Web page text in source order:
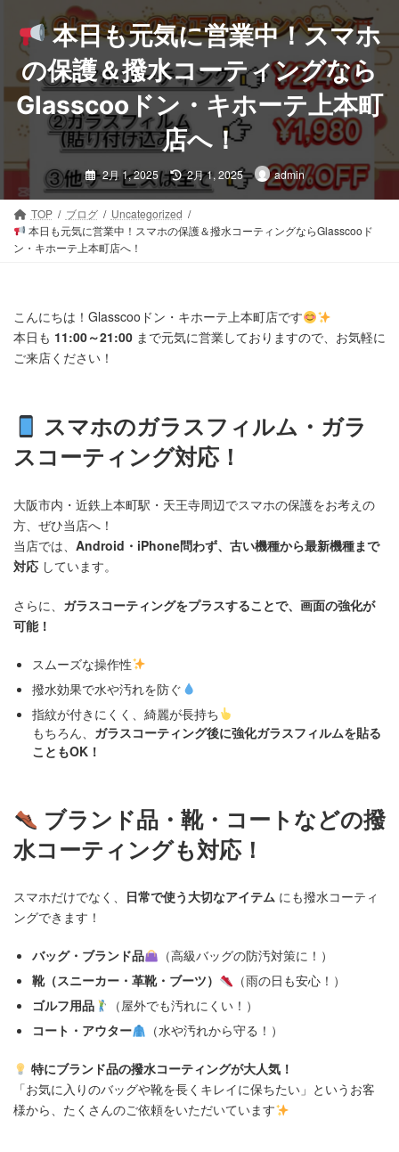
ツ
へ
ッ
シ
ョ
移
本日も元気に営業中！スマホ
の保護＆撥水コーティングなら
Glasscooドン・キホーテ上本町
店へ！
2月 1, 2025 最
終
更
新
日
時
:
2月 1, 2025 admin
TOP ブログ
Uncategorized
本日も元気に営業中！スマホの保護＆撥水コーティングならGlasscooド
ン・キホーテ上本町店へ！
こんにちは！Glasscooドン・キホーテ上本町店です
本日も 11:00～21:00 まで元気に営業しておりますので、お気軽に
ご来店ください！
スマホのガラスフィルム・ガラ
スコーティング対応！
大阪市内・近鉄上本町駅・天王寺周辺でスマホの保護をお考えの
方、ぜひ当店へ！
当店では、 Android・iPhone問わず、古い機種から最新機種まで
対応 しています。
さらに、 ガラスコーティングをプラスすることで、画面の強化が
可能！
スムーズな操作性
撥水効果で水や汚れを防ぐ
指紋が付きにくく、綺麗が長持ち
もちろん、 ガラスコーティング後に強化ガラスフィルムを貼る
こともOK！
ブランド品・靴・コートなどの撥
水コーティングも対応！
スマホだけでなく、 日常で使う大切なアイテム にも撥水コーティ
ングできます！
バッグ・ブランド品
（高級バッグの防汚対策に！）
靴（スニーカー・革靴・ブーツ）
（雨の日も安心！）
ゴルフ用品
（屋外でも汚れにくい！）
コート・アウター
（水や汚れから守る！）
特にブランド品の撥水コーティングが大人気！
「お気に入りのバッグや靴を長くキレイに保ちたい」というお客
様から、たくさんのご依頼をいただいています